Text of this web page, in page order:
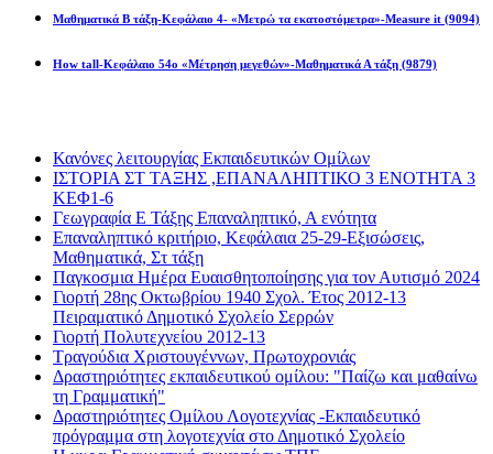
Μαθηματικά Β τάξη-Κεφάλαιο 4- «Μετρώ τα εκατοστόμετρα»-Measure it (9094)
How tall-Κεφάλαιο 54ο «Μέτρηση μεγεθών»-Μαθηματικά Α τάξη (9879)
Κανόνες λειτουργίας Εκπαιδευτικών Ομίλων
ΙΣΤΟΡΙΑ ΣΤ ΤΑΞΗΣ ,ΕΠΑΝΑΛΗΠΤΙΚΟ 3 ΕΝΟΤΗΤΑ 3
ΚΕΦ1-6
Γεωγραφία Ε Τάξης Επαναληπτικό, Α ενότητα
Επαναληπτικό κριτήριο, Κεφάλαια 25-29-Εξισώσεις,
Μαθηματικά, Στ τάξη
Παγκοσμια Ημέρα Ευαισθητοποίησης για τον Αυτισμό 2024
Γιορτή 28ης Οκτωβρίου 1940 Σχολ. Έτος 2012-13
Πειραματικό Δημοτικό Σχολείο Σερρών
Γιορτή Πολυτεχνείου 2012-13
Τραγούδια Χριστουγέννων, Πρωτοχρονιάς
Δραστηριότητες εκπαιδευτικού ομίλου: "Παίζω και μαθαίνω
τη Γραμματική"
Δραστηριότητες Ομίλου Λογοτεχνίας -Εκπαιδευτικό
πρόγραμμα στη λογοτεχνία στο Δημοτικό Σχολείο